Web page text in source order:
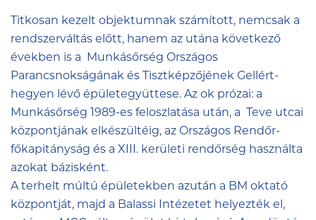
Titkosan kezelt objektumnak számított, nemcsak a
rendszerváltás előtt, hanem az utána következő
években is a Munkásőrség Országos
Parancsnokságának és Tisztképzőjének Gellért-
hegyen lévő épületegyüttese. Az ok prózai: a
Munkásőrség 1989-es feloszlatása után, a Teve utcai
központjának elkészültéig, az Országos Rendőr-
főkapitányság és a XIII. kerületi rendőrség használta
azokat bázisként.
A terhelt múltú épületekben azután a BM oktató
központját, majd a Balassi Intézetet helyezték el,